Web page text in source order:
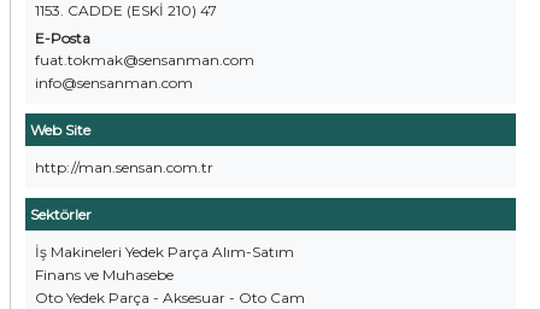
1153. CADDE (ESKİ 210) 47
E-Posta
fuat.tokmak@sensanman.com
info@sensanman.com
Web Site
http://man.sensan.com.tr
Sektörler
İş Makineleri Yedek Parça Alım-Satım
Finans ve Muhasebe
Oto Yedek Parça - Aksesuar - Oto Cam